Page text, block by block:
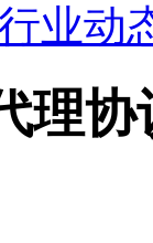
业动
理